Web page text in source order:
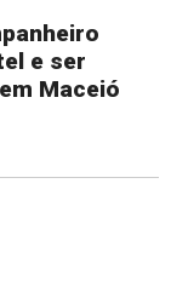
e ser
Maceió